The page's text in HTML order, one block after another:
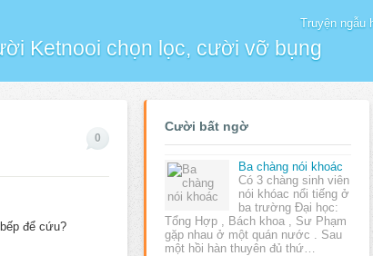
Ketnooi chọn lọc, cười vỡ bụng
Truyện ngẫu
0
để cứu?
Cười bất ngờ
Ba chàng nói khoác
Có 3 chàng sinh viên
nói khóac nổi tiếng ở
ba trường Đại học:
Tổng Hợp , Bách khoa , Sư Phạm
gặp nhau ở một quán nước . Sau
một hồi hàn thuyên đủ thứ…